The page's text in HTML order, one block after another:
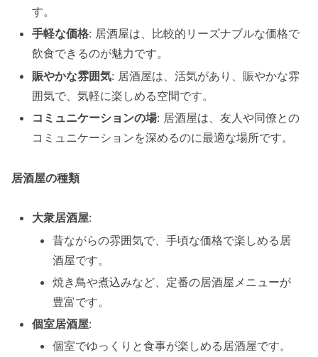
す。
手軽な価格: 居酒屋は、比較的リーズナブルな価格で
飲食できるのが魅力です。
賑やかな雰囲気: 居酒屋は、活気があり、賑やかな雰
囲気で、気軽に楽しめる空間です。
コミュニケーションの場: 居酒屋は、友人や同僚との
コミュニケーションを深めるのに最適な場所です。
居酒屋の種類
大衆居酒屋:
昔ながらの雰囲気で、手頃な価格で楽しめる居
酒屋です。
焼き鳥や煮込みなど、定番の居酒屋メニューが
豊富です。
個室居酒屋:
個室でゆっくりと食事が楽しめる居酒屋です。